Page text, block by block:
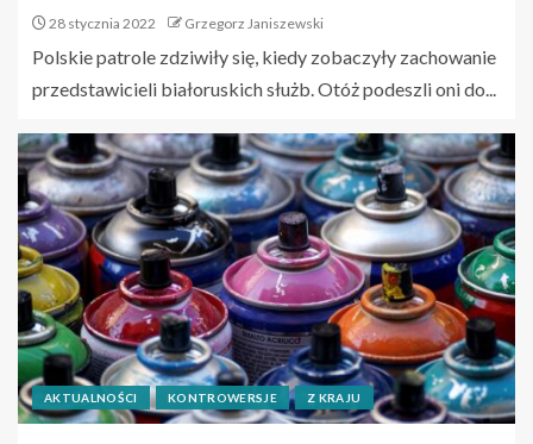
28 stycznia 2022 Grzegorz Janiszewski
Polskie patrole zdziwiły się, kiedy zobaczyły zachowanie
przedstawicieli białoruskich służb. Otóż podeszli oni do...
AKTUALNOŚCI KONTROWERSJE Z KRAJU